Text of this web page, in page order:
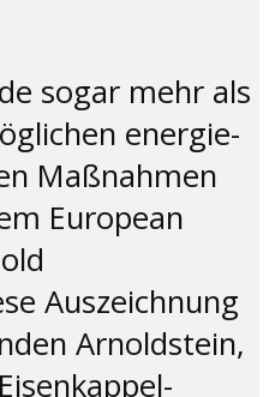
sogar mehr als
energie-
Maßnahmen
European
Auszeichnung
Arnoldstein,